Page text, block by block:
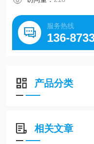
服务热线
136-
产品分类
相关文章